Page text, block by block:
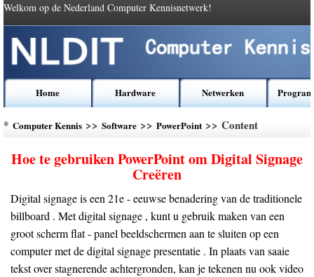
Welkom op de Nederland Computer Kennisnetwerk!
Home Hardware Netwerken
* Computer Kennis >> Software >> PowerPoint>> Content
Hoe te gebruiken PowerPoint om Digital Signage
Creëren
Digital signage is een 21e - eeuwse benadering van de traditionele
billboard . Met digital signage , kunt u gebruik maken van een
groot scherm flat - panel beeldschermen aan te sluiten op een
computer met de digital signage presentatie . In plaats van saaie
tekst over stagnerende achtergronden, kan je tekenen nu ook video